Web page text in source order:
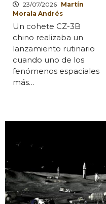
23/07/2026 Martín
Morala Andrés
Un cohete CZ-3B
chino realizaba un
lanzamiento rutinario
cuando uno de los
fenómenos espaciales
más…